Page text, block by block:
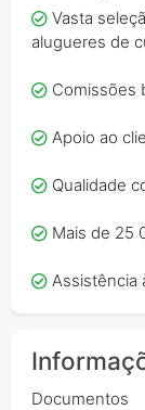
Vasta
alugueres de
Comissões
Apoio ao
Qualidade
Mais de 25
Assistência
Documentos